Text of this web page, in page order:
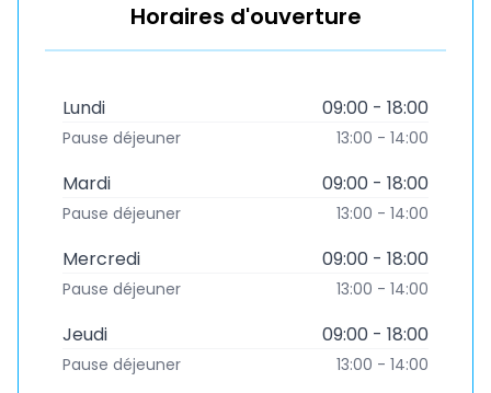
Horaires d'ouverture
Lundi 09:00 - 18:00
Pause déjeuner 13:00 - 14:00
Mardi 09:00 - 18:00
Pause déjeuner 13:00 - 14:00
Mercredi 09:00 - 18:00
Pause déjeuner 13:00 - 14:00
Jeudi 09:00 - 18:00
Pause déjeuner 13:00 - 14:00